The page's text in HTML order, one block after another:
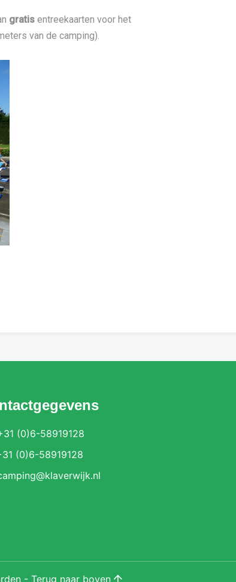
gratis entreekaarten voor het
van de camping).
(0)6-58919128
(0)6-58919128
- Terug naar boven